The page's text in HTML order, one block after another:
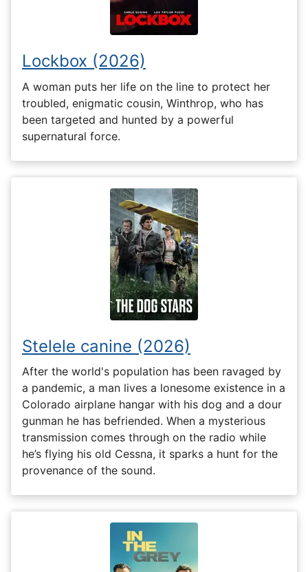
Lockbox (2026)
A woman puts her life on the line to protect her
troubled, enigmatic cousin, Winthrop, who has
been targeted and hunted by a powerful
supernatural force.
Stelele canine (2026)
After the world's population has been ravaged by
a pandemic, a man lives a lonesome existence in a
Colorado airplane hangar with his dog and a dour
gunman he has befriended. When a mysterious
transmission comes through on the radio while
he’s flying his old Cessna, it sparks a hunt for the
provenance of the sound.